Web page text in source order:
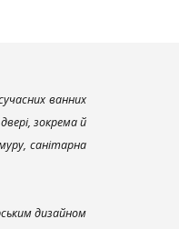
ванних
зокрема й
санітарна
дизайном